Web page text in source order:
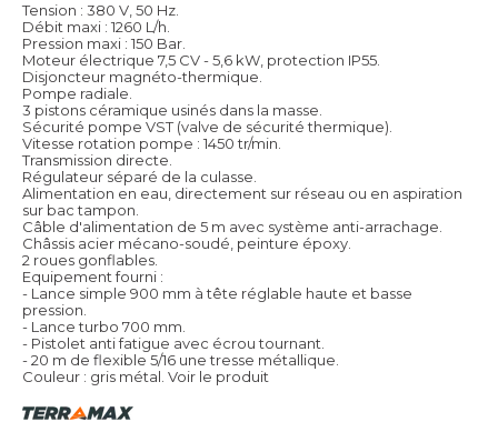
Tension : 380 V, 50 Hz.
Débit maxi : 1260 L/h.
Pression maxi : 150 Bar.
Moteur électrique 7,5 CV - 5,6 kW, protection IP55.
Disjoncteur magnéto-thermique.
Pompe radiale.
3 pistons céramique usinés dans la masse.
Sécurité pompe VST (valve de sécurité thermique).
Vitesse rotation pompe : 1450 tr/min.
Transmission directe.
Régulateur séparé de la culasse.
Alimentation en eau, directement sur réseau ou en aspiration
sur bac tampon.
Câble d'alimentation de 5 m avec système anti-arrachage.
Châssis acier mécano-soudé, peinture époxy.
2 roues gonflables.
Equipement fourni :
- Lance simple 900 mm à tête réglable haute et basse
pression.
- Lance turbo 700 mm.
- Pistolet anti fatigue avec écrou tournant.
- 20 m de flexible 5/16 une tresse métallique.
Couleur : gris métal. Voir le produit